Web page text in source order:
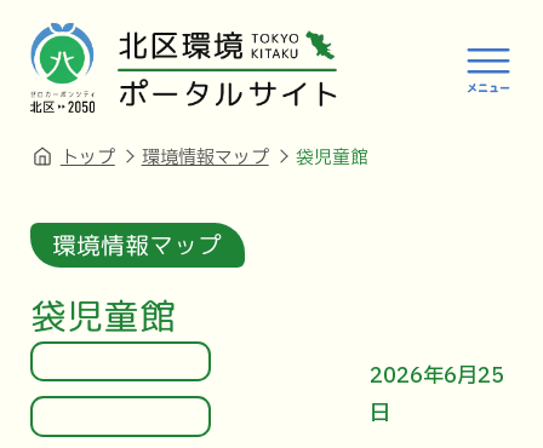
トップ 環境情報マップ 袋児童館
環境情報マップ
袋児童館
2026年6月25
日